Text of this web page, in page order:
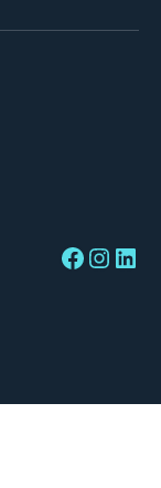
Facebook Instagram LinkedIn